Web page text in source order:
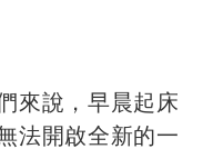
來說，早晨起床
法開啟全新的一